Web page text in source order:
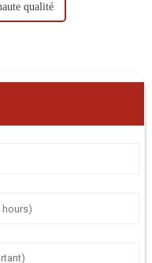
qualité